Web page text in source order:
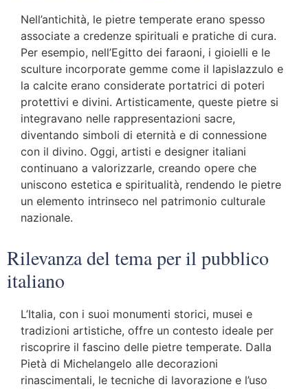
Nell’antichità, le pietre temperate erano spesso
associate a credenze spirituali e pratiche di cura.
Per esempio, nell’Egitto dei faraoni, i gioielli e le
sculture incorporate gemme come il lapislazzulo e
la calcite erano considerate portatrici di poteri
protettivi e divini. Artisticamente, queste pietre si
integravano nelle rappresentazioni sacre,
diventando simboli di eternità e di connessione
con il divino. Oggi, artisti e designer italiani
continuano a valorizzarle, creando opere che
uniscono estetica e spiritualità, rendendo le pietre
un elemento intrinseco nel patrimonio culturale
nazionale.
Rilevanza del tema per il pubblico
italiano
L’Italia, con i suoi monumenti storici, musei e
tradizioni artistiche, offre un contesto ideale per
riscoprire il fascino delle pietre temperate. Dalla
Pietà di Michelangelo alle decorazioni
rinascimentali, le tecniche di lavorazione e l’uso